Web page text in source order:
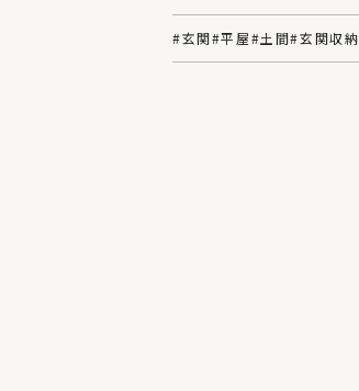
#玄関#平屋#土間#玄関収納